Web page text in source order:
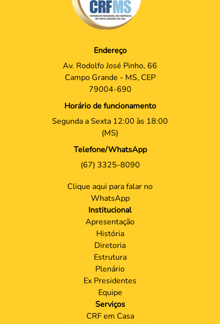
Endereço
Av. Rodolfo José Pinho, 66
Campo Grande - MS, CEP
79004-690
Horário de funcionamento
Segunda a Sexta 12:00 às 18:00
(MS)
Telefone/WhatsApp
(67) 3325-8090
Clique aqui para falar no
WhatsApp
Institucional
Apresentação
História
Diretoria
Estrutura
Plenário
Ex Presidentes
Equipe
Serviços
CRF em Casa